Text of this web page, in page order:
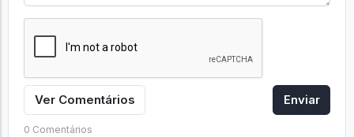
Ver Comentários Enviar
0 Comentários